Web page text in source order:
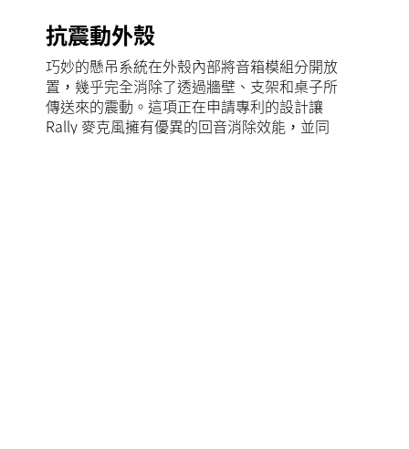
抗震動外殼
巧妙的懸吊系統在外殼內部將音箱模組分開放
置，幾乎完全消除了透過牆壁、支架和桌子所
傳送來的震動。這項正在申請專利的設計讓
Rally 麥克風擁有優異的回音消除效能，並同